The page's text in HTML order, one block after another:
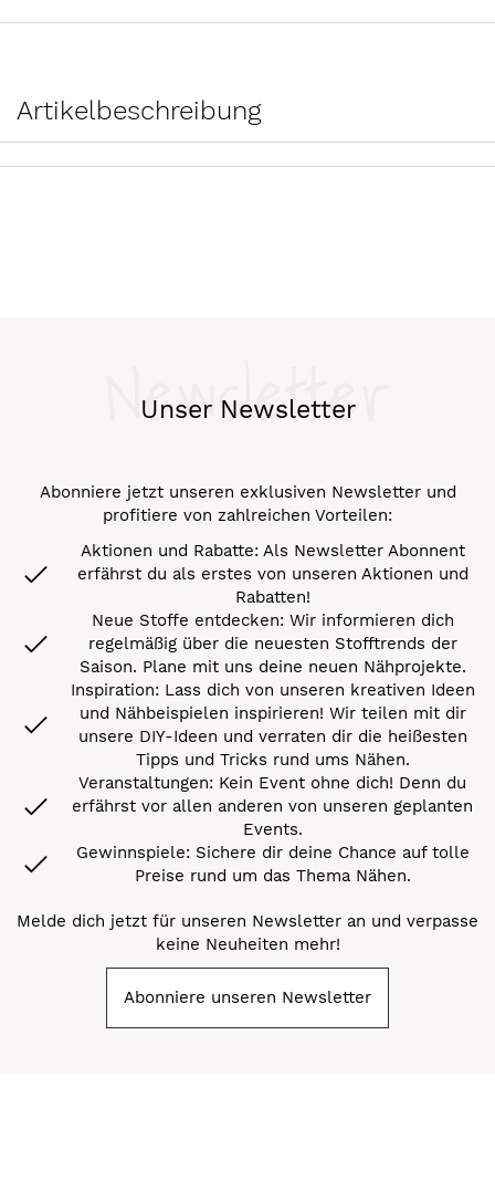
Artikelbeschreibung
Unser Newsletter
Newsletter
Abonniere jetzt unseren exklusiven Newsletter und
profitiere von zahlreichen Vorteilen:
Aktionen und Rabatte: Als Newsletter Abonnent
erfährst du als erstes von unseren Aktionen und
Rabatten!
Neue Stoffe entdecken: Wir informieren dich
regelmäßig über die neuesten Stofftrends der
Saison. Plane mit uns deine neuen Nähprojekte.
Inspiration: Lass dich von unseren kreativen Ideen
und Nähbeispielen inspirieren! Wir teilen mit dir
unsere DIY-Ideen und verraten dir die heißesten
Tipps und Tricks rund ums Nähen.
Veranstaltungen: Kein Event ohne dich! Denn du
erfährst vor allen anderen von unseren geplanten
Events.
Gewinnspiele: Sichere dir deine Chance auf tolle
Preise rund um das Thema Nähen.
Melde dich jetzt für unseren Newsletter an und verpasse
keine Neuheiten mehr!
Abonniere unseren Newsletter